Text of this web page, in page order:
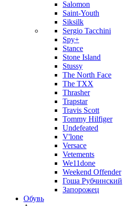
Salomon
Saint-Youth
Siksilk
Sergio Tacchini
Spy+
Stance
Stone Island
Stussy
The North Face
The TXX
Thrasher
Trapstar
Travis Scott
Tommy Hilfiger
Undefeated
V'lone
Versace
Vetements
We11done
Weekend Offender
Гоша Рубчинский
Запорожец
Обувь